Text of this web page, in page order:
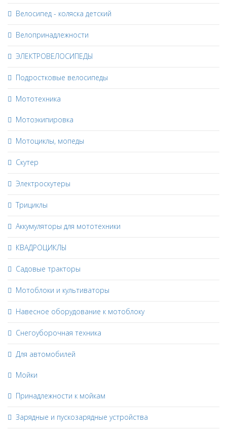
Велосипед - коляска детский
Велопринадлежности
ЭЛЕКТРОВЕЛОСИПЕДЫ
Подростковые велосипеды
Мототехника
Мотоэкипировка
Мотоциклы, мопеды
Скутер
Электроскутеры
Трициклы
Аккумуляторы для мототехники
КВАДРОЦИКЛЫ
Садовые тракторы
Мотоблоки и культиваторы
Навесное оборудование к мотоблоку
Снегоуборочная техника
Для автомобилей
Мойки
Принадлежности к мойкам
Зарядные и пускозарядные устройства